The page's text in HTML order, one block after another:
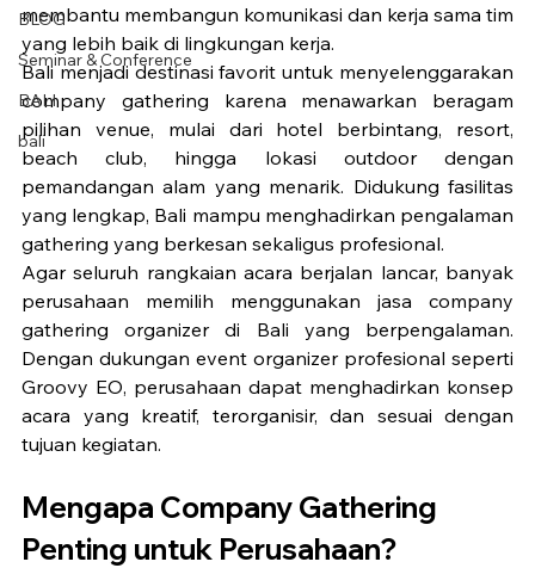
BLOG
Seminar & Conference
BALI
bali
membantu membangun komunikasi dan kerja sama tim
yang lebih baik di lingkungan kerja.
Bali menjadi destinasi favorit untuk menyelenggarakan
company gathering karena menawarkan beragam
pilihan venue, mulai dari hotel berbintang, resort,
beach club, hingga lokasi outdoor dengan
pemandangan alam yang menarik. Didukung fasilitas
yang lengkap, Bali mampu menghadirkan pengalaman
gathering yang berkesan sekaligus profesional.
Agar seluruh rangkaian acara berjalan lancar, banyak
perusahaan memilih menggunakan jasa company
gathering organizer di Bali yang berpengalaman.
Dengan dukungan event organizer profesional seperti
Groovy EO, perusahaan dapat menghadirkan konsep
acara yang kreatif, terorganisir, dan sesuai dengan
tujuan kegiatan.
Mengapa Company Gathering
Penting untuk Perusahaan?